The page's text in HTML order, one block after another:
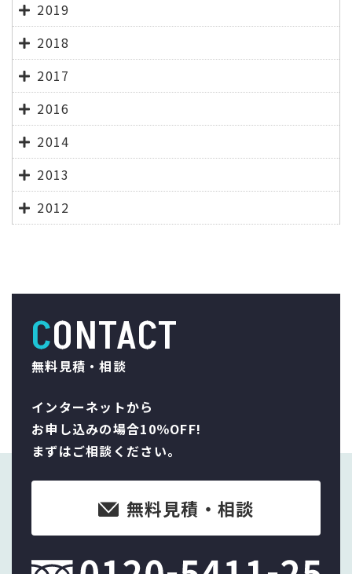
2019
2018
2017
2016
2014
2013
2012
CONTACT
無料見積・相談
インターネットから
お申し込みの場合10％OFF!
まずはご相談ください。
無料見積・相談